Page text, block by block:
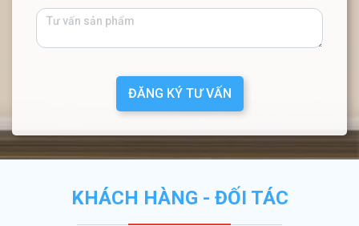
ĐĂNG KÝ TƯ VẤN
KHÁCH HÀNG - ĐỐI TÁC